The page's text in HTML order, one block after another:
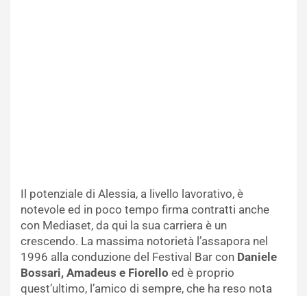
Il potenziale di Alessia, a livello lavorativo, è
notevole ed in poco tempo firma contratti anche
con Mediaset, da qui la sua carriera è un
crescendo. La massima notorietà l’assapora nel
1996 alla conduzione del Festival Bar con Daniele
Bossari, Amadeus e Fiorello ed è proprio
quest’ultimo, l’amico di sempre, che ha reso nota